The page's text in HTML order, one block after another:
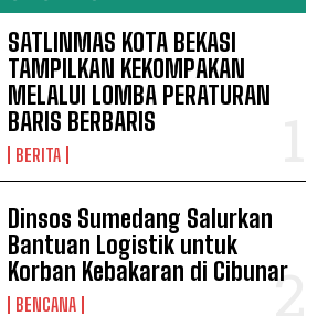
SATLINMAS KOTA BEKASI
TAMPILKAN KEKOMPAKAN
MELALUI LOMBA PERATURAN
BARIS BERBARIS
BERITA
Dinsos Sumedang Salurkan
Bantuan Logistik untuk
Korban Kebakaran di Cibunar
BENCANA